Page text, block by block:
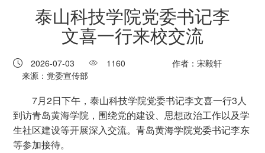
泰山科技学院党委书记李
文喜一行来校交流
2026-07-03 1160
作者：宋毅轩
来源：党委宣传部
7月2日下午，泰山科技学院党委书记李文喜一行3人
到访青岛黄海学院，围绕党的建设、思想政治工作以及学
生社区建设等开展深入交流。青岛黄海学院党委书记李东
等参加接待。